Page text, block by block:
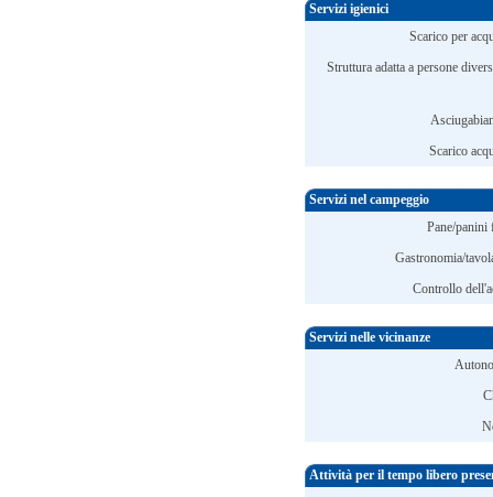
Servizi igienici
Scarico per
Struttura adatta a persone
Scarico
Servizi nel campeggio
Pane/panini
Gastronomia/
Controllo
Servizi nelle vicinanze
Attività per il tempo libero